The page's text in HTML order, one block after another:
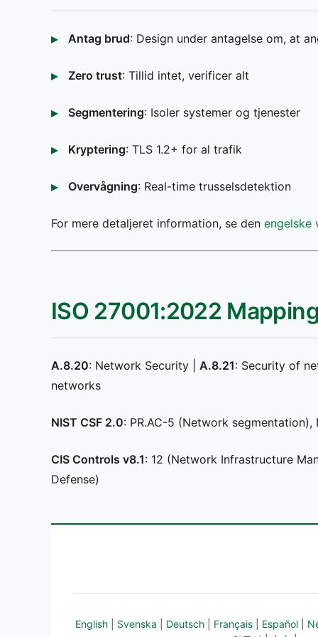
Antag brud: Design under antagelse om, at
Zero trust: Tillid intet, verificer alt
Segmentering: Isoler systemer og tjenester
Kryptering: TLS 1.2+ for al trafik
Overvågning: Real-time trusselsdetektion
For mere detaljeret information, se den engelske
ISO 27001:2022
A.8.20: Network Security | A.8.21: Security of
networks
NIST CSF 2.0: PR.AC-5 (Network
CIS Controls v8.1: 12 (Network Infrastructure
Defense)
English Svenska Deutsch Français Español